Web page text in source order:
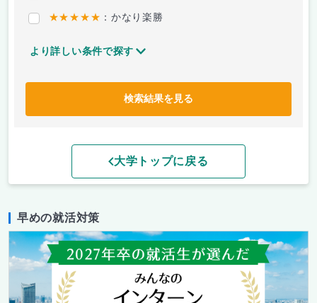
★★★★★ ：かなり楽勝
より詳しい条件で探す
検索結果を見る
大学トップに戻る
早めの就活対策